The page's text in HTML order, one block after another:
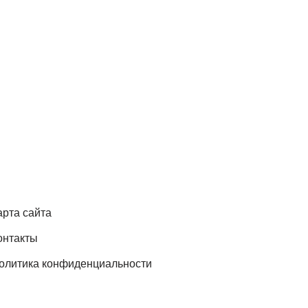
сайта
конфиденциальности